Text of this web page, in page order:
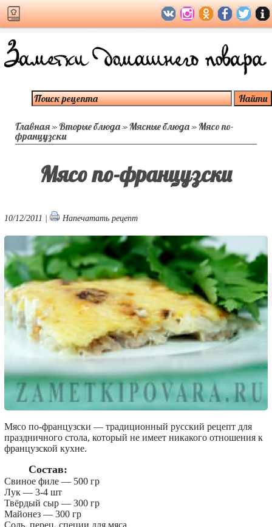
Главная»Вторые блюда»Мясные блюда»Мясо по-
французски
Мясо по-французски
10/12/2011 | Напечатать рецепт
Мясо по-французски — традиционный русский рецепт для
праздничного стола, который не имеет никакого отношения к
французской кухне.
Состав:
Свиное филе — 500 гр
Лук — 3-4 шт
Твёрдый сыр — 300 гр
Майонез — 300 гр